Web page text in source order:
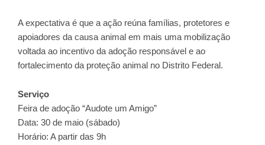
A expectativa é que a ação reúna famílias, protetores e
apoiadores da causa animal em mais uma mobilização
voltada ao incentivo da adoção responsável e ao
fortalecimento da proteção animal no Distrito Federal.
Serviço
Feira de adoção “Audote um Amigo”
Data: 30 de maio (sábado)
Horário: A partir das 9h